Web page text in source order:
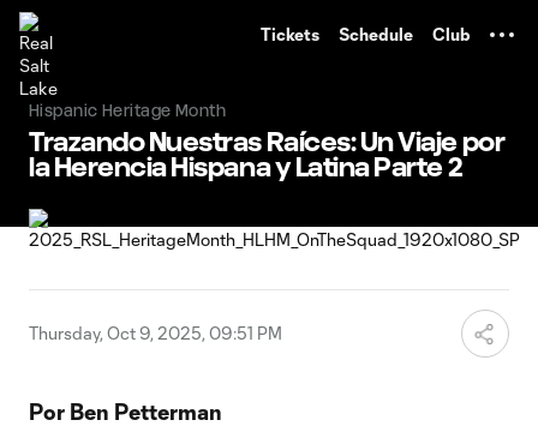
Tickets Schedule Club
Hispanic Heritage Month
Trazando Nuestras Raíces: Un Viaje por
la Herencia Hispana y Latina Parte 2
Thursday, Oct 9, 2025, 09:51 PM
Por Ben Petterman